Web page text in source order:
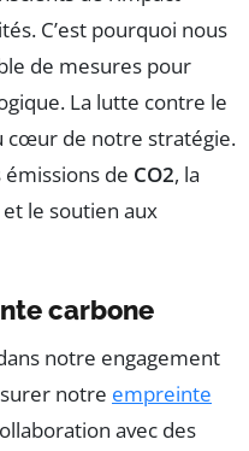
C’est pourquoi nous
de mesures pour
La lutte contre le
cœur de notre stratégie.
de CO2, la
et le soutien aux
carbone
notre engagement
notre empreinte
avec des